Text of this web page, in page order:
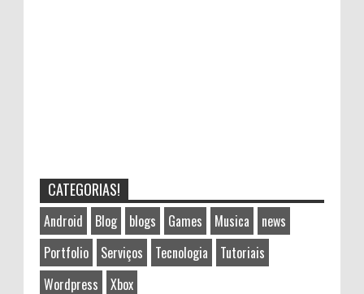
CATEGORIAS!
Android Blog blogs Games Musica
news
Portfolio
Serviços Tecnologia
Tutoriais
Wordpress
Xbox